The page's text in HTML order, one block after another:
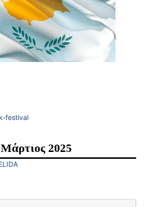
Μάρτιος 2025